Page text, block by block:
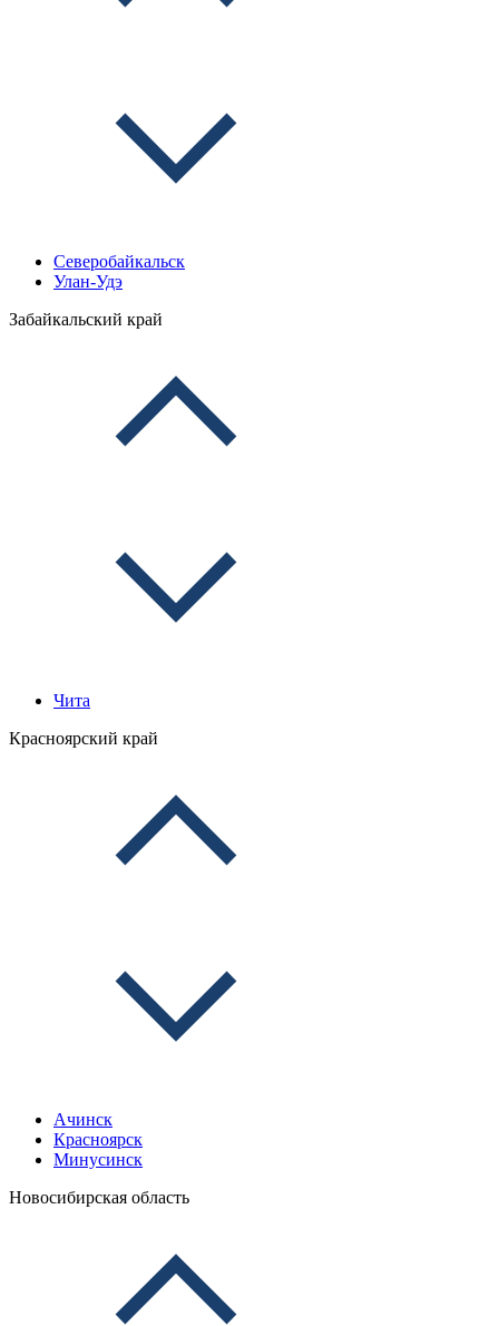
Северобайкальск
Улан-Удэ
Забайкальский край
Чита
Красноярский край
Ачинск
Красноярск
Минусинск
Новосибирская область